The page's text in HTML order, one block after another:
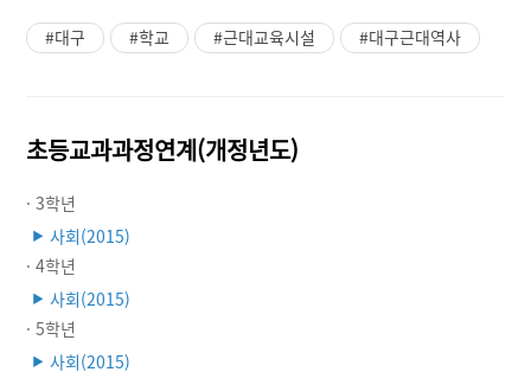
#대구 #학교 #근대교육시설 #대구근대역사
초등교과과정연계(개정년도)
· 3학년
▶ 사회(2015)
· 4학년
▶ 사회(2015)
· 5학년
▶ 사회(2015)